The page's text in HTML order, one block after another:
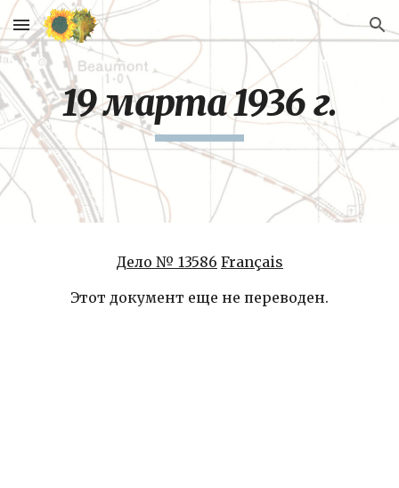
Skip to main content Skip to navigation
19 марта 1936 г.
Дело № 13586 Français
Этот документ еще не переводен.